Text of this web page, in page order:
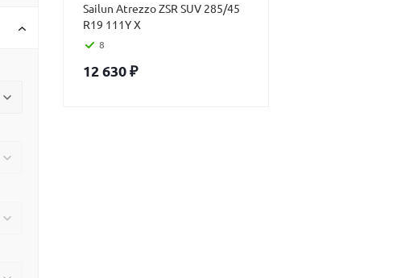
Sailun Atrezzo ZSR SUV 285/45
R19 111Y X
8
12 630₽